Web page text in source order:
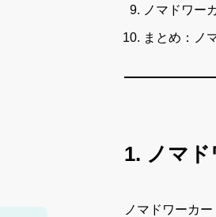
ノマドワー
まとめ：ノ
1. ノマ
ノマドワーカ